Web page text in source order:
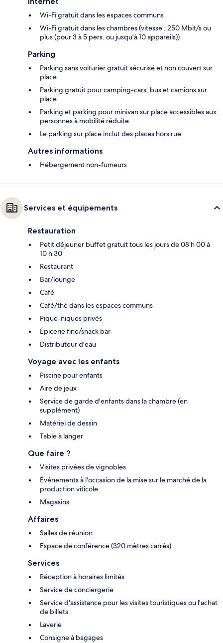
Wi-Fi gratuit dans les espaces communs
Wi-Fi gratuit dans les chambres (vitesse : 250 Mbit/s ou
plus (pour 3 à 5 pers. ou jusqu’à 10 appareils))
Parking
Parking sans voiturier gratuit sécurisé et non couvert sur
place
Parking gratuit pour camping-cars, bus et camions sur
place
Parking et parking pour minivan sur place accessibles aux
personnes à mobilité réduite
Le parking sur place inclut des places hors rue
Autres informations
Hébergement non-fumeurs
Services et équipements
Restauration
Petit déjeuner buffet gratuit tous les jours de 08 h 00 à
10 h 30
Restaurant
Bar/lounge
Café
Café/thé dans les espaces communs
Pique-niques privés
Épicerie fine/snack bar
Distributeur d'eau
Voyage avec les enfants
Piscine pour enfants
Aire de jeux
Service de garde d'enfants dans la chambre (en
supplément)
Matériel de dessin
Table à langer
Que faire ?
Visites privées de vignobles
Événements à l'occasion de la mise sur le marché de la
production viticole
Magasins
Affaires
Salles de réunion
Espace de conférence (320 mètres carrés)
Services
Réception à horaires limités
Service de conciergerie
Service d'assistance pour les visites touristiques ou l'achat
de billets
Laverie
Consigne à bagages